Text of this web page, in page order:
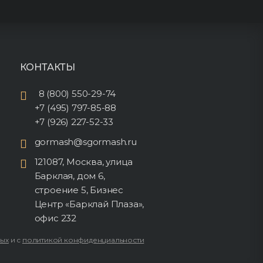
КОНТАКТЫ
8 (800) 550-29-74
+7 (495) 797-85-88
+7 (926) 227-52-33
gormash@sgormash.ru
121087, Москва, улица
Барклая, дом 6,
строение 5, Бизнес
Центр «Барклай Плаза»,
офис 232
и с политикой конфиденциальности